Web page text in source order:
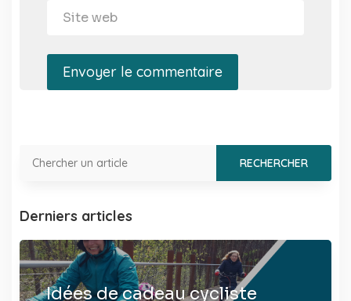
Envoyer le commentaire
Derniers articles
Idées de cadeau cycliste